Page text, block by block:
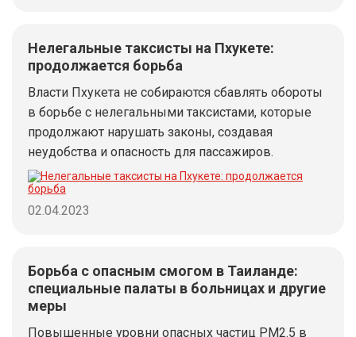
Нелегальные таксисты на Пхукете:
продолжается борьба
Власти Пхукета не собираются сбавлять обороты
в борьбе с нелегальными таксистами, которые
продолжают нарушать законы, создавая
неудобства и опасность для пассажиров.
02.04.2023
Борьба с опасным смогом в Таиланде:
специальные палаты в больницах и другие
меры
Повышенные уровни опасных частиц PM2.5 в